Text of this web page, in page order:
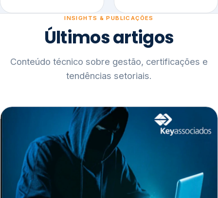
INSIGHTS & PUBLICAÇÕES
Últimos artigos
Conteúdo técnico sobre gestão, certificações e
tendências setoriais.